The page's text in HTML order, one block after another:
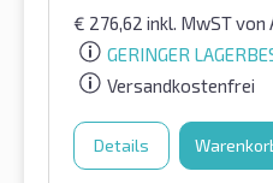
€ 276,62 inkl. MwSTvon
GERINGER
Versandkostenfrei
Details